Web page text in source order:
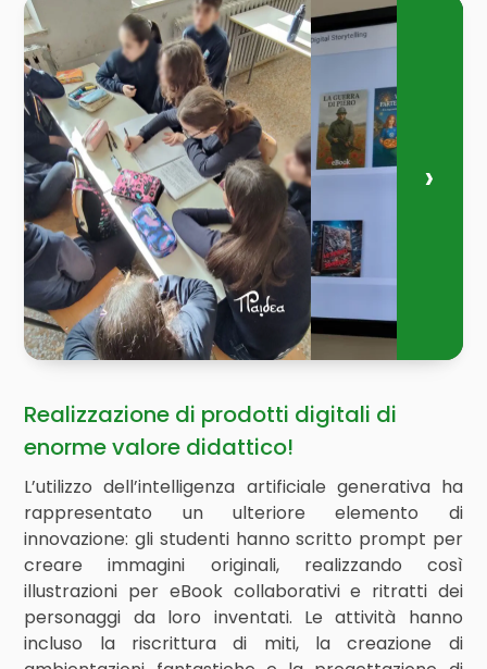
Realizzazione di prodotti digitali di
enorme valore didattico!
L’utilizzo dell’intelligenza artificiale generativa ha
rappresentato un ulteriore elemento di
innovazione: gli studenti hanno scritto prompt per
creare immagini originali, realizzando così
illustrazioni per eBook collaborativi e ritratti dei
personaggi da loro inventati. Le attività hanno
incluso la riscrittura di miti, la creazione di